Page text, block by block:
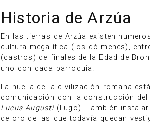
Historia de Arzúa
En las tierras de Arzúa existen
cultura megalítica (los dólmenes),
(castros) de finales de la Edad de
uno con cada parroquia.
La huella de la civilización romana
comunicación con la construcción
Lucus Augusti(Lugo). También
de oro de las que todavía quedan